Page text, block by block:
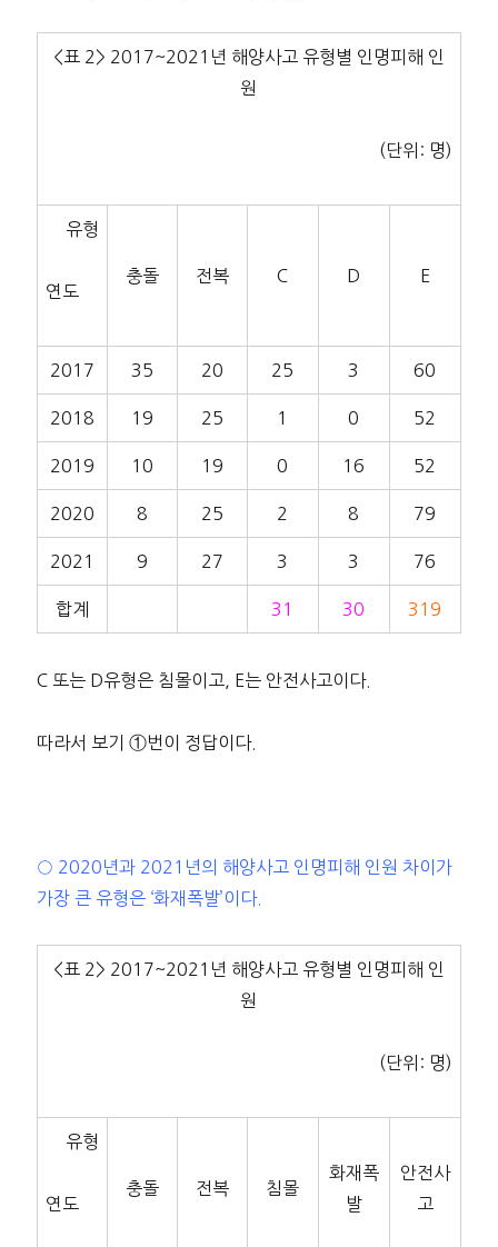
<표 2> 2017~2021년 해양사고 유형별 인명피해 인
원
(단위: 명)
유형
연도
충돌 전복 C D E
2017 35 20 25 3 60
2018 19 25 1 0 52
2019 10 19 0 16 52
2020 8 25 2 8 79
2021 9 27 3 3 76
합계 31 30 319
C 또는 D유형은 침몰이고, E는 안전사고이다.
따라서 보기 ①번이 정답이다.
○ 2020년과 2021년의 해양사고 인명피해 인원 차이가
가장 큰 유형은 ‘화재폭발’이다.
<표 2> 2017~2021년 해양사고 유형별 인명피해 인
원
(단위: 명)
유형
연도
충돌 전복 침몰
화재폭
발
안전사
고